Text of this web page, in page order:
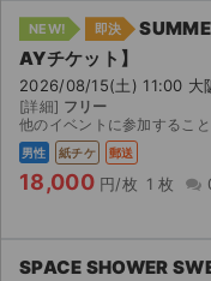
NEW! 即決
AYチケット】
2026/08/15(土) 11:00 大
[詳細] フリー
他のイベントに参加することになったた
男性 紙チケ 郵送
18,000 円/枚 1 枚
SPACE SHOWER